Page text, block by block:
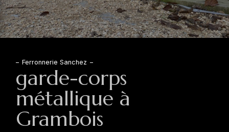
Ferronnerie Sanchez
garde-corps
métallique à
Grambois